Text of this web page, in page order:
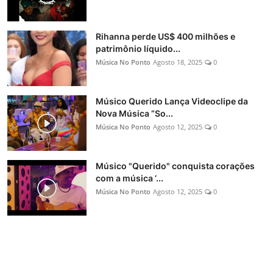
Rihanna perde US$ 400 milhões e
patrimônio líquido...
Música No Ponto Agosto 18, 2025 0
Músico Querido Lança Videoclipe da
Nova Música “So...
Música No Ponto Agosto 12, 2025 0
Músico "Querido" conquista corações
com a música ‘...
Música No Ponto Agosto 12, 2025 0